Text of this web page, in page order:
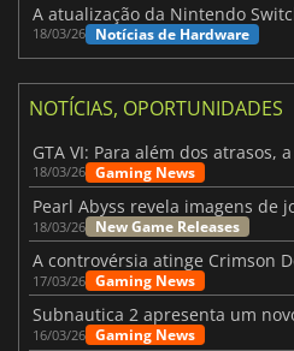
18/03/26 Notícias de Hardware
NOTÍCIAS, OPORTUNIDADES
18/03/26 Gaming News
18/03/26 New Game Releases
17/03/26 Gaming News
16/03/26 Gaming News